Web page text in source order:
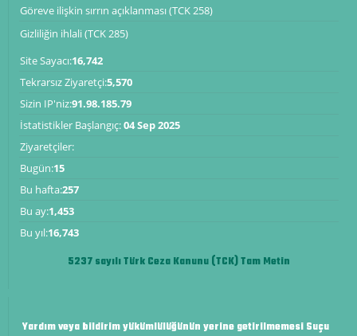
Göreve ilişkin sırrın açıklanması (TCK 258)
Gizliliğin ihlali (TCK 285)
Site Sayacı:16,742
Tekrarsız Ziyaretçi:5,570
Sizin IP'niz:91.98.185.79
İstatistikler Başlangıç:04 Sep 2025
Ziyaretçiler:
Bugün:15
Bu hafta:257
Bu ay:1,453
Bu yıl:16,743
5237 sayılı Türk Ceza Kanunu (TCK) Tam Metin
Yardım veya bildirim yükümlülüğünün yerine getirilmemesi Suçu